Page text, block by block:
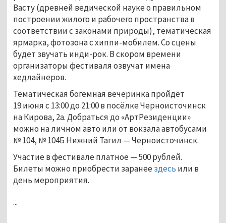
Васту(древней ведической науке о правильном
построении жилого и рабочего пространства в
соответствии с законами природы), тематическая
ярмарка, фотозона с хиппи-мобилем. Со сцены
будет звучать инди-рок. В скором времени
организаторы фестиваля озвучат имена
хедлайнеров.
Тематическая богемная вечеринка пройдёт
19 июня с 13:00 до 21:00 в посёлке Черноисточинск
на Кирова, 2а. Добраться до «АртРезиденции»
можно на личном авто или от вокзала автобусами
№ 104, № 104Б Нижний Тагил —Черноисточинск.
Участие в фестивале платное —500 рублей.
Билеты можно приобрести заранее здесь или в
день мероприятия.
...